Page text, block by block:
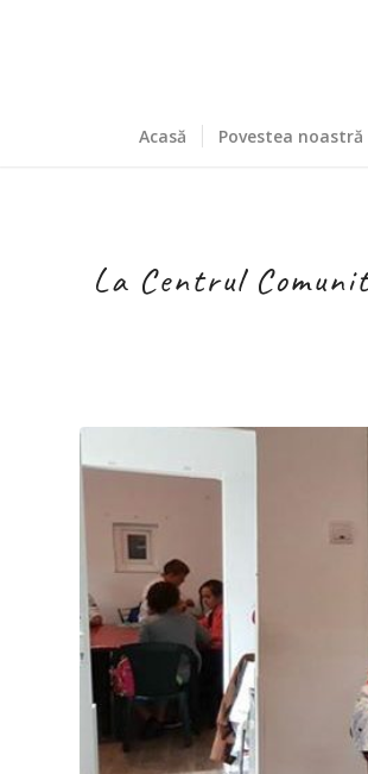
Acasă Povestea noastră
La Centrul